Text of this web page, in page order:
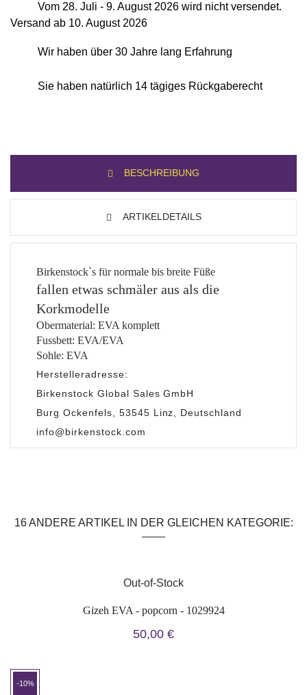
Vom 28. Juli - 9. August 2026 wird nicht versendet.
Versand ab 10. August 2026
Wir haben über 30 Jahre lang Erfahrung
Sie haben natürlich 14 tägiges Rückgaberecht
BESCHREIBUNG
ARTIKELDETAILS
Birkenstock`s für normale bis breite Füße
fallen etwas schmäler aus als die
Korkmodelle
Obermaterial: EVA komplett
Fussbett: EVA/EVA
Sohle: EVA
Herstelleradresse:
Birkenstock Global Sales GmbH
Burg Ockenfels, 53545 Linz, Deutschland
info@birkenstock.com
16 ANDERE ARTIKEL IN DER GLEICHEN KATEGORIE:
Out-of-Stock
Gizeh EVA - popcorn - 1029924
50,00 €
-10%